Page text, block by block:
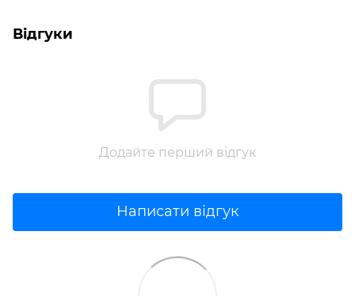
Відгуки
Додайте перший відгук
Написати відгук